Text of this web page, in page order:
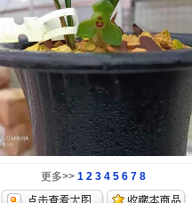
更多>> 1 2 3 4 5 6 7 8